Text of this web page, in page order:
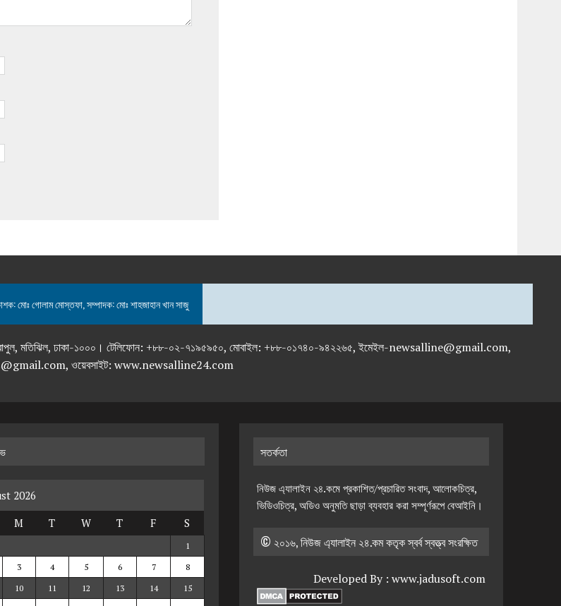
মোঃ গোলাম মোস্তফা, সম্পাদক: মোঃ শাহজাহান খান সাজু
ফকিরাপুল, মতিঝিল, ঢাকা-১০০০। টেলিফোন: +৮৮-০২-৭১৯৫৯৫০, মোবাইল: +৮৮-০১৭৪০-৯৪২২৬৫, ইমেইল-newsalline@gmail.com,
ওয়েবসাইট: www.newsalline24.com
2026
M T W T F S
1
3 4 5 6 7
8
10 11 12 13 14
15
সতর্কতা
নিউজ এ্যালাইন ২৪.কমে প্রকাশিত/প্রচারিত সংবাদ, আলোকচিত্র,
ভিডিওচিত্র, অডিও অনুমতি ছাড়া ব্যবহার করা সম্পূর্ণরূপে বেআইনি।
© ২০১৬, নিউজ এ্যালাইন ২৪.কম কতৃক স্বর্ব স্বত্ত্ব সংরক্ষিত
Developed By : www.jadusoft.com